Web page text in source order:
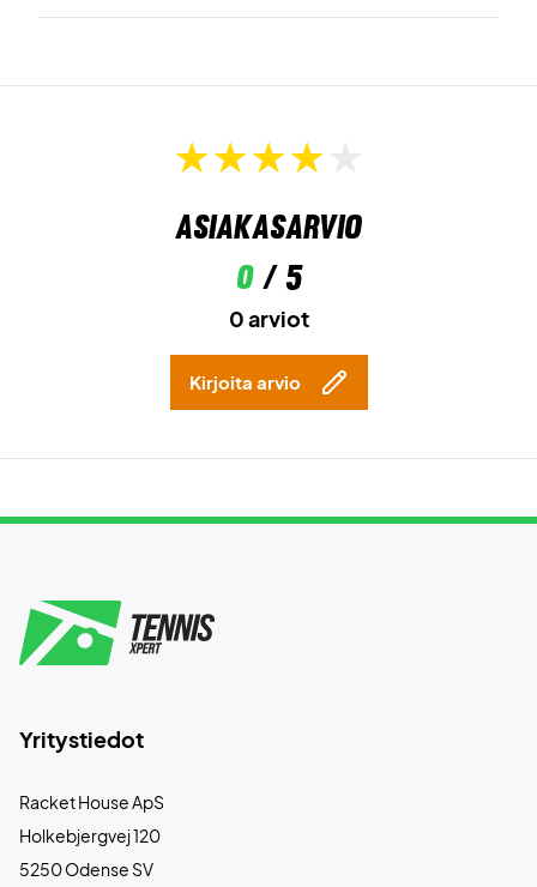
Asiakasarvio
0/ 5
0 arviot
Kirjoita arvio
Yritystiedot
Racket House ApS
Holkebjergvej 120
5250 Odense SV